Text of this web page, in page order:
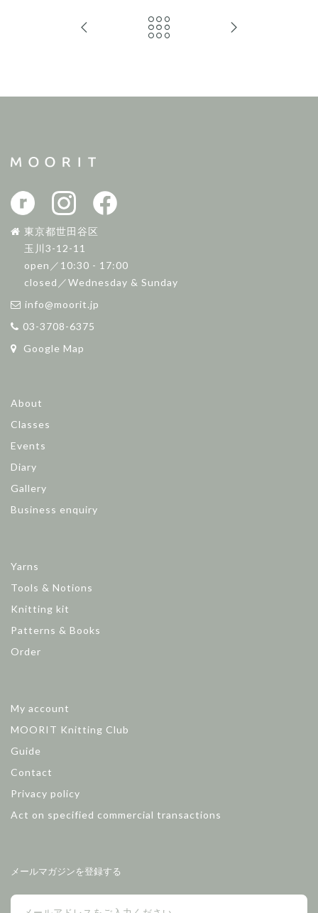
東京都世田谷区
玉川3-12-11
open／10:30 - 17:00
closed／Wednesday & Sunday
info@moorit.jp
03-3708-6375
Google Map
About
Classes
Events
Diary
Gallery
Business enquiry
Yarns
Tools & Notions
Knitting kit
Patterns & Books
Order
My account
MOORIT Knitting Club
Guide
Contact
Privacy policy
Act on specified commercial transactions
メールマガジンを登録する